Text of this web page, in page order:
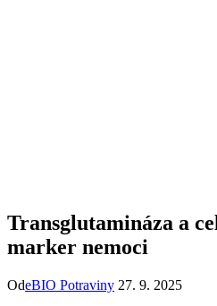
Transglutamináza a
marker nemoci
OdeBIO Potraviny 27. 9. 2025